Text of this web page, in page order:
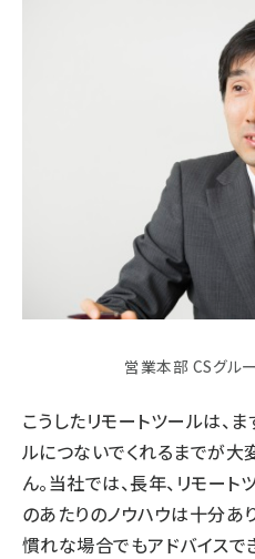
営業本部 CSグル
こうしたリモートツールは、
ルにつないでくれるまでが大
ん。当社では、長年、リモー
のあたりのノウハウは十分あ
慣れな場合でもアドバイスで